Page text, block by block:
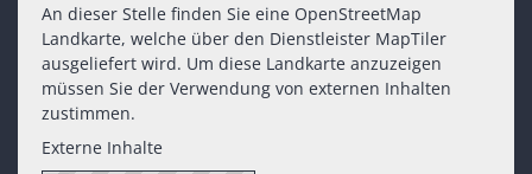
An dieser Stelle finden Sie eine OpenStreetMap
Landkarte, welche über den Dienstleister MapTiler
ausgeliefert wird. Um diese Landkarte anzuzeigen
müssen Sie der Verwendung von externen Inhalten
zustimmen.
Externe Inhalte